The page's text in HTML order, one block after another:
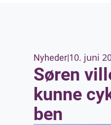
Nyheder|10. juni
Søren
kunne
ben